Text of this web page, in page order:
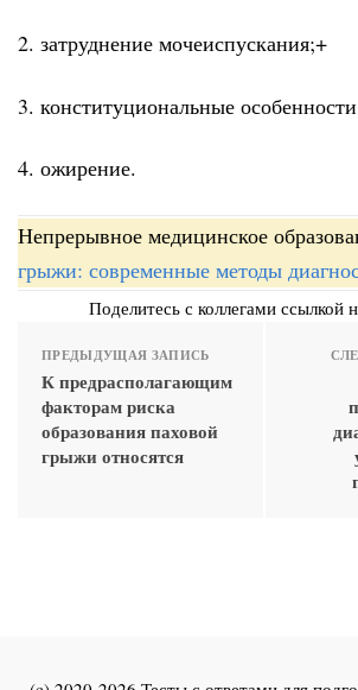
2. затруднение мочеиспускания;+
3. конституциональные
4. ожирение.
Непрерывное медицинское
грыжи: современные методы
Поделитесь с коллегами ссылкой
ПРЕДЫДУЩАЯ ЗАПИСЬ
К предрасполагающим
факторам риска
образования паховой
грыжи относятся